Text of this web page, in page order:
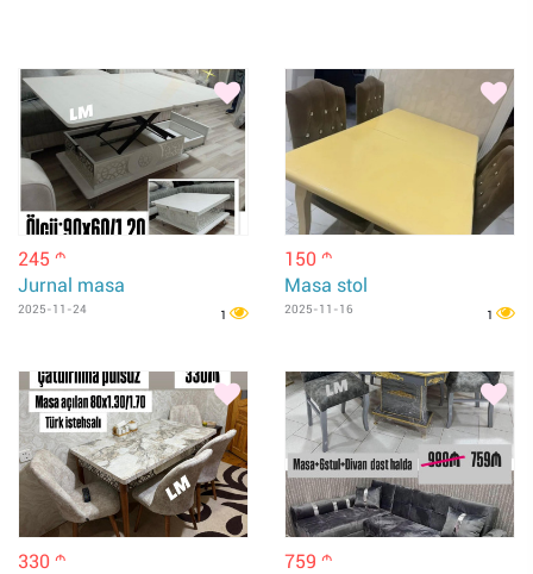
245 m
Jurnal masa
2025-11-24 1
150 m
Masa stol
2025-11-16 1
330 m 759 m